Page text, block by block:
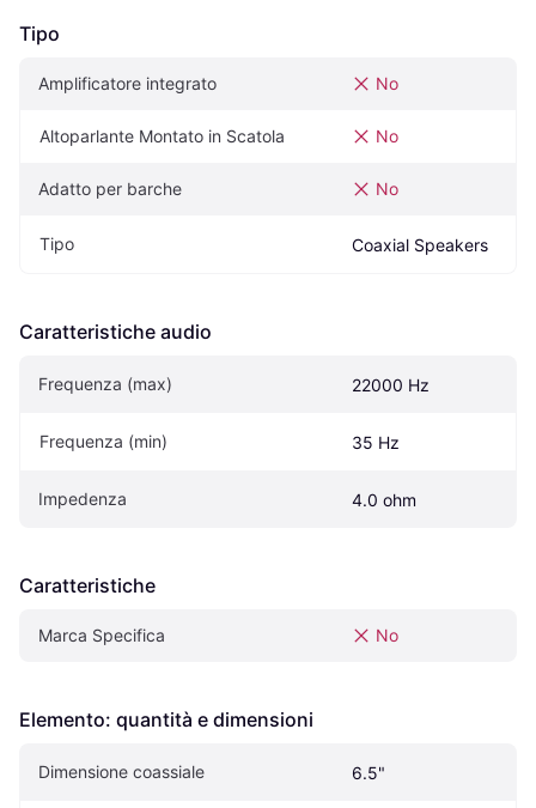
Tipo
Amplificatore integrato No
Altoparlante Montato in Scatola No
Adatto per barche No
Tipo Coaxial Speakers
Caratteristiche audio
Frequenza (max) 22000 Hz
Frequenza (min) 35 Hz
Impedenza 4.0 ohm
Caratteristiche
Marca Specifica No
Elemento: quantità e dimensioni
Dimensione coassiale 6.5"